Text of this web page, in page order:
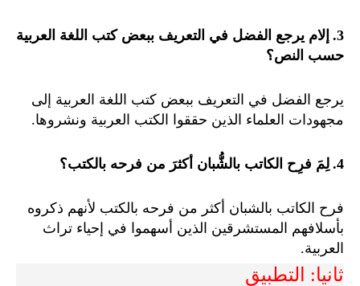
.3 إلام يرجع الفضل في التعريف ببعض كتب اللغة العربية
حسب النص؟
يرجع الفضل في التعريف ببعض كتب اللغة العربية إلى
مجهودات العلماء الذين حققوا الكتب العربية ونشروها.
.4 لِمَ فرِح الكاتب بالشُّبان أكثرَ من فرحه بالكتب؟
فرح الكاتب بالشبان أكثر من فرحه بالكتب لأنهم ذكروه
بأسلافهم المستشرقين الذين أسهموا في إحياء تراث
العربية.
ثانيا: التطبيق